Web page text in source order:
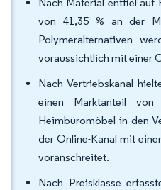
von 41,35 % an der
Polymeralternativen
voraussichtlich mit einer
Nach Vertriebskanal
einen Marktanteil
Heimbüromöbel in den
der Online-Kanal mit
voranschreitet.
Nach Preisklasse